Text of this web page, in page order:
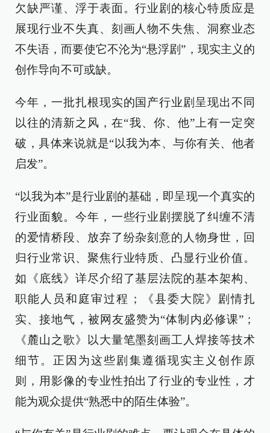
欠缺严谨、浮于表面。行业剧的核心特质应是
展现行业不失真、刻画人物不失焦、洞察业态
不失语，而要使它不沦为“悬浮剧”，现实主义的
创作导向不可或缺。
今年，一批扎根现实的国产行业剧呈现出不同
以往的清新之风，在“我、你、他”上有一定突
破，具体来说就是“以我为本、与你有关、他者
启发”。
“以我为本”是行业剧的基础，即呈现一个真实的
行业面貌。今年，一些行业剧摆脱了纠缠不清
的爱情桥段、放弃了纷杂刻意的人物身世，回
归行业常识、聚焦行业特质、凸显行业价值。
如《底线》详尽介绍了基层法院的基本架构、
职能人员和庭审过程；《县委大院》剧情扎
实、接地气，被网友盛赞为“体制内必修课”；
《麓山之歌》以大量笔墨刻画工人焊接等技术
细节。正因为这些剧集遵循现实主义创作原
则，用影像的专业性拍出了行业的专业性，才
能为观众提供“熟悉中的陌生体验”。